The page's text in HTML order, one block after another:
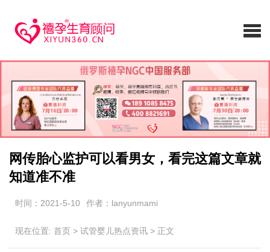
网传胎心监护可以看男女，看完这篇文章就
知道准不准
时间：2021-5-10 作者：lanyunmami
现在位置: 首页 > 试管婴儿热点资讯 > 正文